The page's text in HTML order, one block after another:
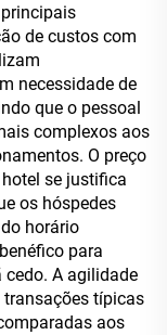
de custos com
necessidade de
que o pessoal
complexos aos
O preço
se justifica
os hóspedes
horário
para
cedo. A agilidade
transações típicas
aos